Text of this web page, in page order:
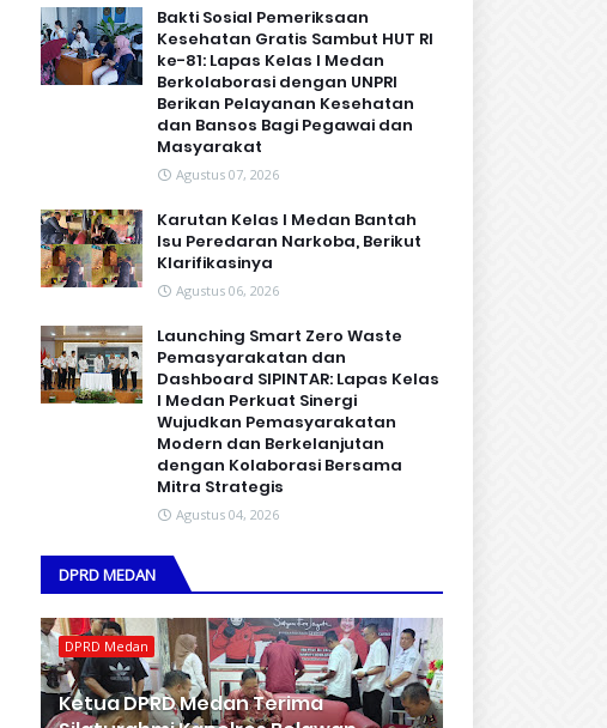
Bakti Sosial Pemeriksaan
Kesehatan Gratis Sambut HUT RI
ke-81: Lapas Kelas I Medan
Berkolaborasi dengan UNPRI
Berikan Pelayanan Kesehatan
dan Bansos Bagi Pegawai dan
Masyarakat
Agustus 07, 2026
Karutan Kelas I Medan Bantah
Isu Peredaran Narkoba, Berikut
Klarifikasinya
Agustus 06, 2026
Launching Smart Zero Waste
Pemasyarakatan dan
Dashboard SIPINTAR: Lapas Kelas
I Medan Perkuat Sinergi
Wujudkan Pemasyarakatan
Modern dan Berkelanjutan
dengan Kolaborasi Bersama
Mitra Strategis
Agustus 04, 2026
DPRD MEDAN
DPRD Medan
Ketua DPRD Medan Terima